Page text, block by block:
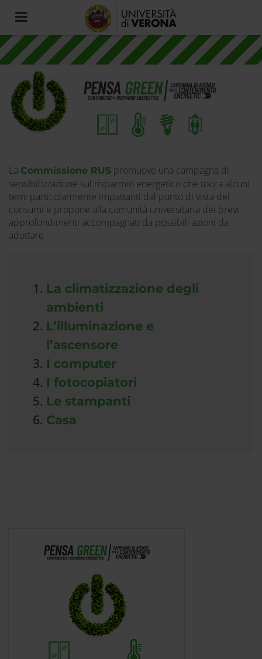
Toggle
navigation
Campagna
di
ateneo
Contribuisci
risparmio
energetico"
La Commissione RUS promuove una campagna di
sensibilizzazione sul risparmio energetico che tocca alcuni
temi particolarmente impattanti dal punto di vista dei
consumi e propone alla comunità universitaria dei brevi
approfondimenti accompagnati da possibili azioni da
adottare
La climatizzazione degli
ambienti
L’illuminazione e
l’ascensore
I computer
I fotocopiatori
Le stampanti
Casa